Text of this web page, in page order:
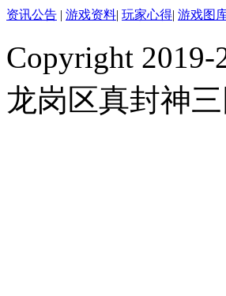
资讯公告 | 游戏资料| 玩家心得| 游戏图
Copyright
龙岗区真封神